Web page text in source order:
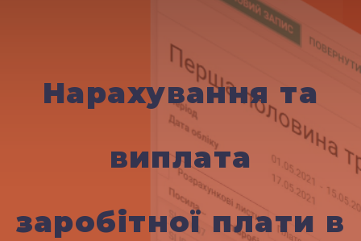
Нарахування та
виплата
заробітної плати в